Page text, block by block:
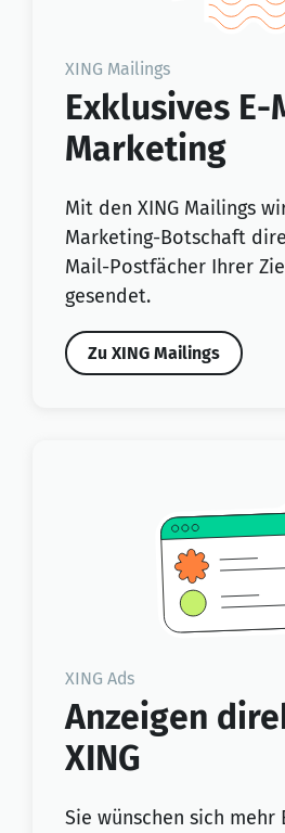
XING Mailings
Exklusives E-
Marketing
Mit den XING Mailings
Marketing-Botschaft
Mail-Postfächer Ihrer
gesendet.
Zu XING Mailings
XING Ads
Anzeigen
XING
Sie wünschen sich mehr